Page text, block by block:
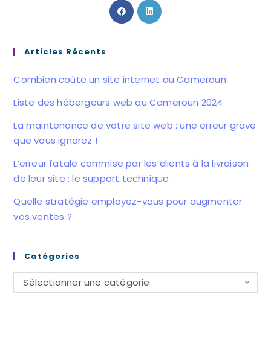
Articles Récents
Combien coûte un site internet au Cameroun
Liste des hébergeurs web au Cameroun 2024
La maintenance de votre site web : une erreur grave
que vous ignorez !
L’erreur fatale commise par les clients à la livraison
de leur site : le support technique
Quelle stratégie employez-vous pour augmenter
vos ventes ?
Catégories
Sélectionner une catégorie